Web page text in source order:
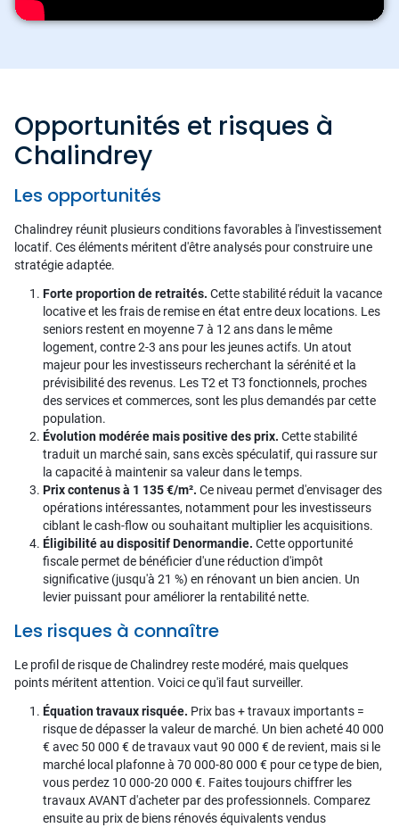
Opportunités et risques à
Chalindrey
Les opportunités
Chalindrey réunit plusieurs conditions favorables à l'investissement
locatif. Ces éléments méritent d'être analysés pour construire une
stratégie adaptée.
Forte proportion de retraités. Cette stabilité réduit la vacance
locative et les frais de remise en état entre deux locations. Les
seniors restent en moyenne 7 à 12 ans dans le même
logement, contre 2-3 ans pour les jeunes actifs. Un atout
majeur pour les investisseurs recherchant la sérénité et la
prévisibilité des revenus. Les T2 et T3 fonctionnels, proches
des services et commerces, sont les plus demandés par cette
population.
Évolution modérée mais positive des prix. Cette stabilité
traduit un marché sain, sans excès spéculatif, qui rassure sur
la capacité à maintenir sa valeur dans le temps.
Prix contenus à 1 135 €/m². Ce niveau permet d'envisager des
opérations intéressantes, notamment pour les investisseurs
ciblant le cash-flow ou souhaitant multiplier les acquisitions.
Éligibilité au dispositif Denormandie. Cette opportunité
fiscale permet de bénéficier d'une réduction d'impôt
significative (jusqu'à 21 %) en rénovant un bien ancien. Un
levier puissant pour améliorer la rentabilité nette.
Les risques à connaître
Le profil de risque de Chalindrey reste modéré, mais quelques
points méritent attention. Voici ce qu'il faut surveiller.
Équation travaux risquée. Prix bas + travaux importants =
risque de dépasser la valeur de marché. Un bien acheté 40 000
€ avec 50 000 € de travaux vaut 90 000 € de revient, mais si le
marché local plafonne à 70 000-80 000 € pour ce type de bien,
vous perdez 10 000-20 000 €. Faites toujours chiffrer les
travaux AVANT d'acheter par des professionnels. Comparez
ensuite au prix de biens rénovés équivalents vendus